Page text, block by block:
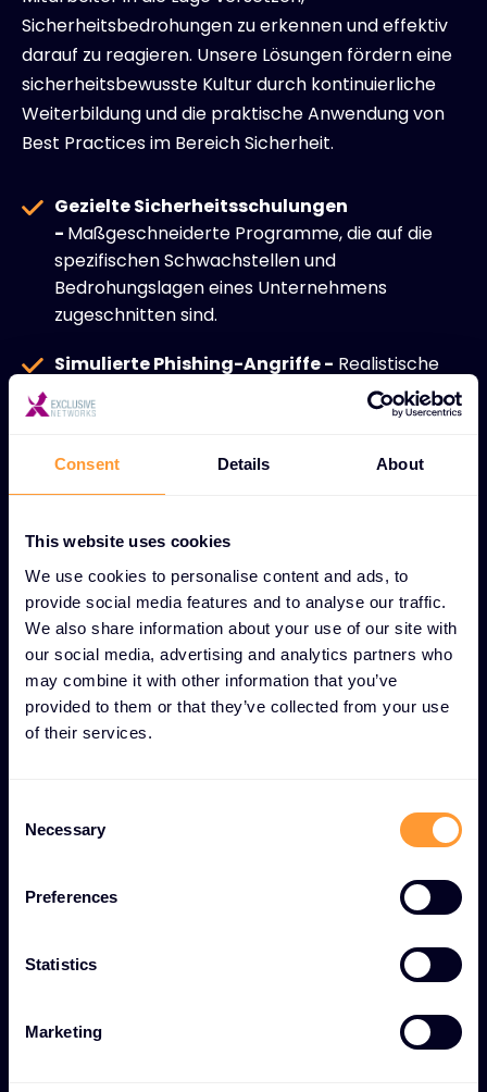
Consent Details About
This website uses cookies
We use cookies to personalise content and ads, to
provide social media features and to analyse our traffic.
We also share information about your use of our site with
our social media, advertising and analytics partners who
may combine it with other information that you’ve
provided to them or that they’ve collected from your use
of their services.
Necessary
Preferences
Statistics
Marketing
Sicherheitsbedrohungen zu erkennen und effektiv
darauf zu reagieren. Unsere Lösungen fördern eine
sicherheitsbewusste Kultur durch kontinuierliche
Weiterbildung und die praktische Anwendung von
Best Practices im Bereich Sicherheit.
Gezielte Sicherheitsschulungen
- Maßgeschneiderte Programme, die auf die
spezifischen Schwachstellen und
Bedrohungslagen eines Unternehmens
zugeschnitten sind.
Simulierte Phishing-Angriffe - Realistische
Schulungsszenarien, in denen Mitarbeiter
lernen, Phishing-Versuche zu erkennen und
Initiativen zur Verhaltensänderung
Sicherheitsgewohnheiten der Mitarbeiter
verändern und zu dauerhaften
Verhaltensverbesserungen führen.
Kontinuierliche Sicherheitsschulung
-Fortlaufende Lernprogramme, die die
Mitarbeiter über neue Bedrohungen und
bewährte Verfahren auf dem Laufenden halten.
Ansatz, der das Sicherheitsbewusstsein in allen
Unternehmensabläufen und
Wirksame Reduzierung von
verursacht werden und die allgemeine
Cybersecurity erheblich verbessern.